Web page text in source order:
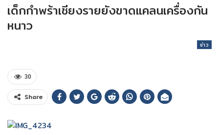
เด็กกำพร้าเชียงรายยังขาดแคลนเครื่องกัน
หนาว
ข่าว
30
Share